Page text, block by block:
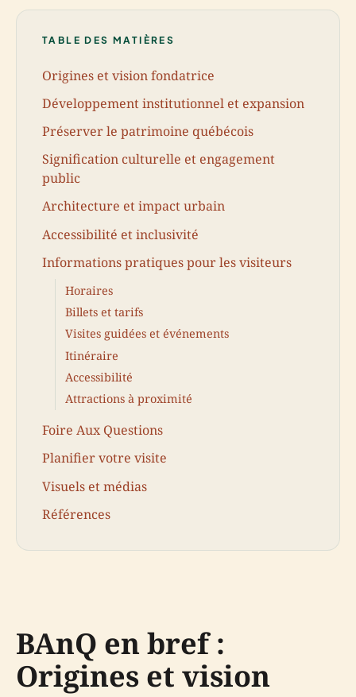
TABLE DES MATIÈRES
Origines et vision fondatrice
Développement institutionnel et expansion
Préserver le patrimoine québécois
Signification culturelle et engagement
public
Architecture et impact urbain
Accessibilité et inclusivité
Informations pratiques pour les visiteurs
Horaires
Billets et tarifs
Visites guidées et événements
Itinéraire
Accessibilité
Attractions à proximité
Foire Aux Questions
Planifier votre visite
Visuels et médias
Références
BAnQ en bref :
Origines et vision